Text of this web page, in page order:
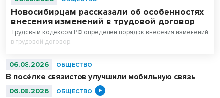
Новосибирцам рассказали об особенностях
внесения изменений в трудовой договор
Трудовым кодексом РФ определен порядок внесения изменений
в трудовой договор.
06.08.2026 ОБЩЕСТВО
В посёлке связистов улучшили мобильную связь
06.08.2026 ОБЩЕСТВО